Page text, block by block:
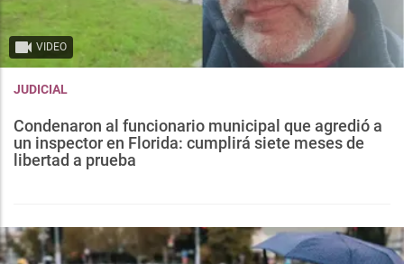
VIDEO
JUDICIAL
Condenaron al funcionario municipal que agredió a
un inspector en Florida: cumplirá siete meses de
libertad a prueba